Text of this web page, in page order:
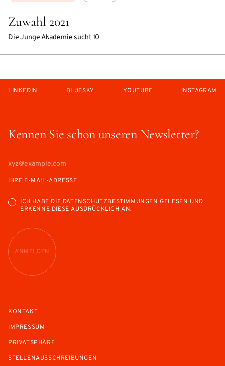
Zuwahl 2021
Die Junge Akademie sucht 10
Kennen Sie schon unseren Newsletter?
IHRE E-MAIL-ADRESSE
ICH HABE DIEDATENSCHUTZBESTIMMUNGENGELESEN UND
ERKENNE DIESE AUSDRÜCKLICH AN.
ANMELDEN
LINKEDIN BLUESKY YOUTUBE INSTAGRAM
KONTAKT
IMPRESSUM
PRIVATSPHÄRE
STELLENAUSSCHREIBUNGEN